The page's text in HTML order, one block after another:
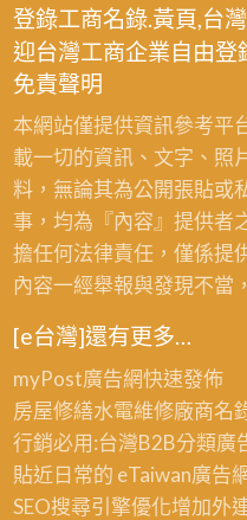
登錄工商名錄.黃頁,台
迎台灣工商企業自由登
免責聲明
本網站僅提供資訊參考平
載一切的資訊、文字、照
料，無論其為公開張貼或
事，均為『內容』提供者
擔任何法律責任，僅係提
內容一經舉報與發現不當
[e台灣]還有更多…
myPost廣告網快速發佈
房屋修繕水電維修廠商名
行銷必用:台灣B2B分類廣
貼近日常的 eTaiwan廣告
SEO搜尋引擎優化增加外